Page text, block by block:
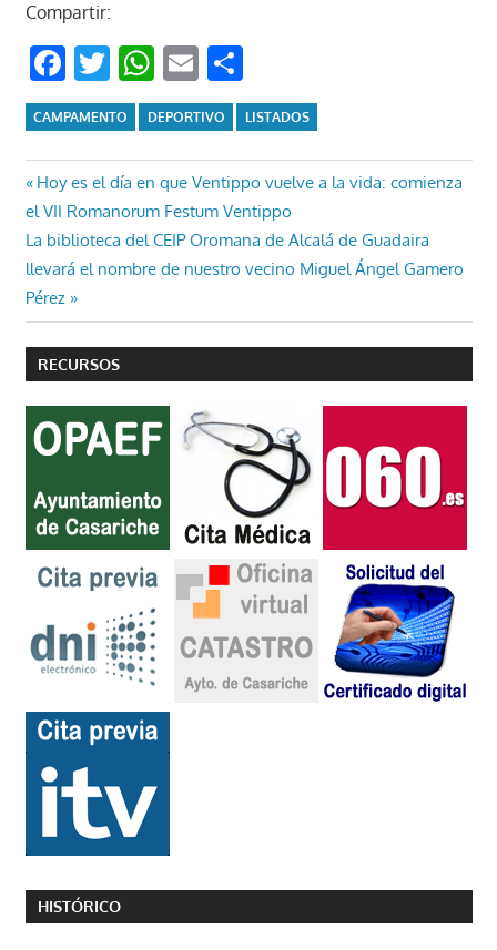
Compartir:
Facebook
Twitter
WhatsApp
EmailCompartir
CAMPAMENTO DEPORTIVO LISTADOS
Navegación
de
entradas
Entrada
anterior:
Hoy es el día en que Ventippo vuelve a la vida: comienza
el VII Romanorum Festum Ventippo
Entrada
siguiente:
La biblioteca del CEIP Oromana de Alcalá de Guadaira
llevará el nombre de nuestro vecino Miguel Ángel Gamero
Pérez
RECURSOS
HISTÓRICO